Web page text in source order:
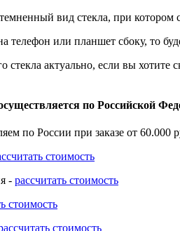
вид стекла, при
телефон или планшет сбоку, то
стекла актуально, если вы
по Российской
по России при заказе от
стоимость
- рассчитать стоимость
стоимость
стоимость